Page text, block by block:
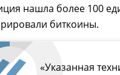
нашла более 100
биткоины.
«Указанная